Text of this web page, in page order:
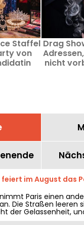
Staffel
von
Drag
nicht
feiert im August das
Paris einen
Die Straßen leeren
der Gelassenheit,
ruhigeres Gesicht.